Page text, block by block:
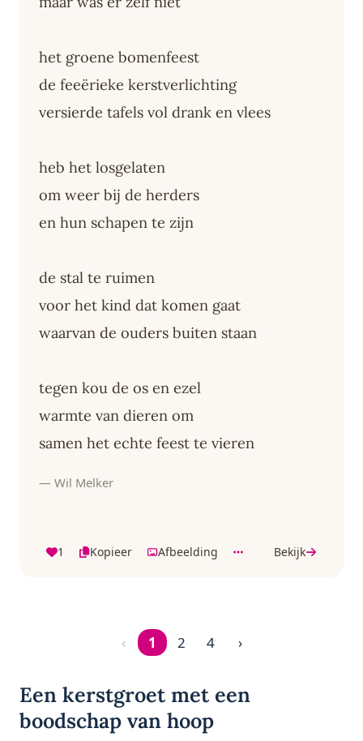
het groene bomenfeest
de feeërieke kerstverlichting
versierde tafels vol drank en vlees
heb het losgelaten
om weer bij de herders
en hun schapen te zijn
de stal te ruimen
voor het kind dat komen gaat
waarvan de ouders buiten staan
tegen kou de os en ezel
warmte van dieren om
samen het echte feest te vieren
— Wil Melker
1 Kopieer Afbeelding Bekijk
Pagina 1 van 4
‹ 1 2 4 ›
Een kerstgroet met een
boodschap van hoop